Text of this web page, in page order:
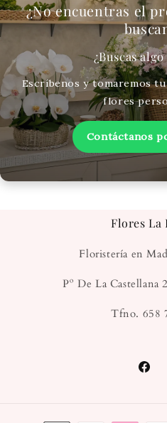
¿No encuentras el
¿Buscas
Escríbenos y tomaremos
flores
Contáctanos
Flores La
Floristería en
Pº De La Castellana
Tfno. 658